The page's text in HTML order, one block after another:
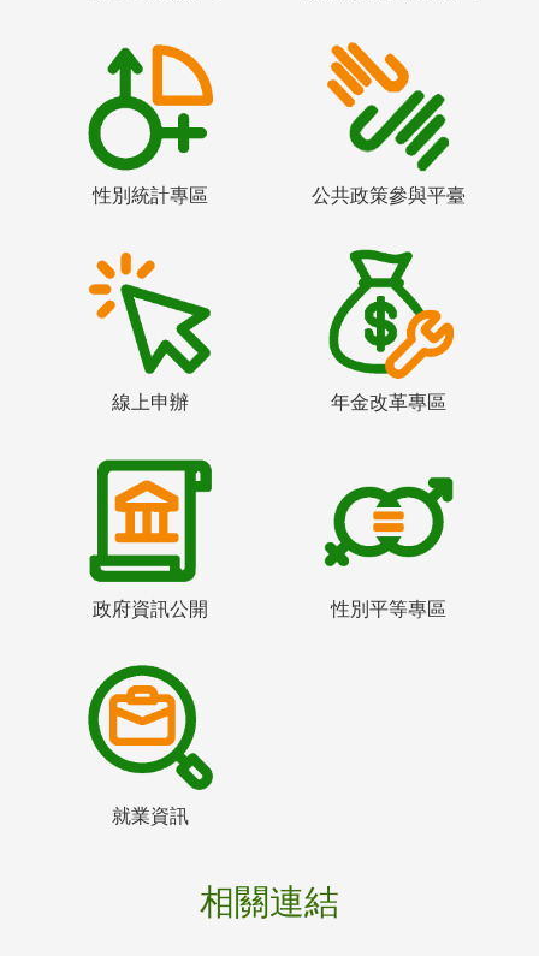
性別統計專區 公共政策參與平臺
線上申辦 年金改革專區
政府資訊公開 性別平等專區
就業資訊
相關連結